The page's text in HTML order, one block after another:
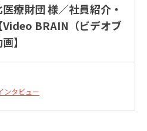
療財団 様／社員紹介・
BRAIN（ビデオブ
】
ンタビュー